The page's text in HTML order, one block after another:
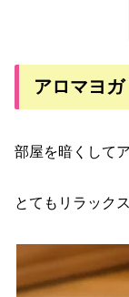
アロマヨガ
部屋を暗くして
とてもリラック